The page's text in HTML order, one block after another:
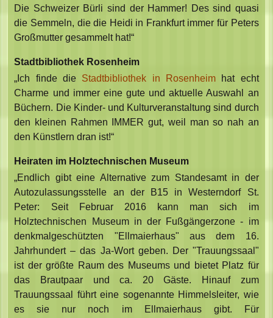
Die Schweizer Bürli sind der Hammer! Des sind quasi
die Semmeln, die die Heidi in Frankfurt immer für Peters
Großmutter gesammelt hat!“
Stadtbibliothek Rosenheim
„Ich finde die Stadtbibliothek in Rosenheimhat echt
Charme und immer eine gute und aktuelle Auswahl an
Büchern. Die Kinder- und Kulturveranstaltung sind durch
den kleinen Rahmen IMMER gut, weil man so nah an
den Künstlern dran ist!“
Heiraten im Holztechnischen Museum
„Endlich gibt eine Alternative zum Standesamt in der
Autozulassungsstelle an der B15 in Westerndorf St.
Peter: Seit Februar 2016 kann man sich im
Holztechnischen Museum in der Fußgängerzone - im
denkmalgeschützten "Ellmaierhaus" aus dem 16.
Jahrhundert – das Ja-Wort geben. Der "Trauungssaal"
ist der größte Raum des Museums und bietet Platz für
das Brautpaar und ca. 20 Gäste. Hinauf zum
Trauungssaal führt eine sogenannte Himmelsleiter, wie
es sie nur noch im Ellmaierhaus gibt. Für